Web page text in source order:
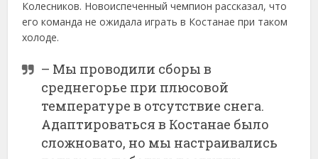
Колесников. Новоиспеченный чемпион рассказал, что
его команда не ожидала играть в Костанае при таком
холоде.
– Мы проводили сборы в
среднегорье при плюсовой
температуре в отсутствие снега.
Адаптироваться в Костанае было
сложновато, но мы настраивались